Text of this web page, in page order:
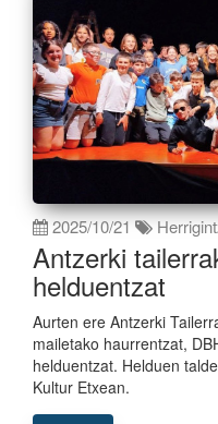
2025/10/21
Antzerki
helduentzat
Aurten ere Antzerki
mailetako haurrentzat,
helduentzat. Helduen
Kultur Etxean.